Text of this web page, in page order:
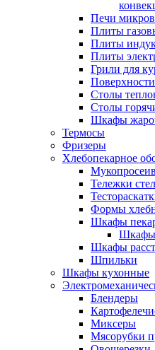
Печи
Плиты
Плиты
Плиты
Грили для
Столы
Столы
Шкафы
Термосы
Фризеры
Хлебопекарное
Тележки
Формы
Шкафы
Шкафы
Шкафы
Шпильки
Шкафы кухонные
Блендеры
Миксеры
Мясорубки